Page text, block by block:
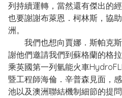
列持續運轉，當然還有傑出的
也要謝謝布萊恩．柯林斯，協
洲。
我們也想向賈娜．斯帕克斯
謝他們邀請我們到蘇格蘭的格
乘英國第一列氫能火車
暨工程師海倫．辛普森見面，
池以及澳洲聯結機制細節的提問